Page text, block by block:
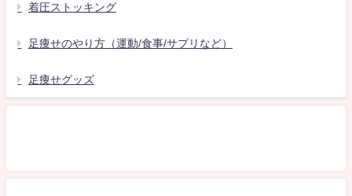
着圧ストッキング
足痩せのやり方（運動/食事/サプリなど）
足痩せグッズ